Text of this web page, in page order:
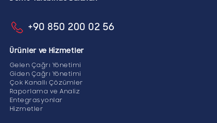
+90 850 200 02 56
Ürünler ve Hizmetler
Gelen Çağrı Yönetimi
Giden Çağrı Yönetimi
Çok Kanallı Çözümler
Raporlama ve Analiz
Entegrasyonlar
Hizmetler